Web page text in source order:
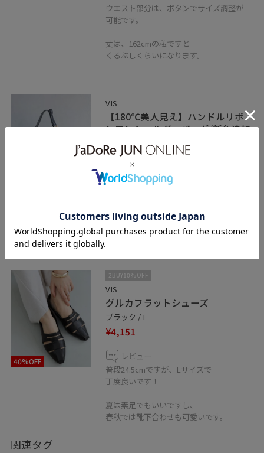
ウエスト部分は、ボタンでサイズ調整が
可能です。
丈は、162cmの私ですと
くるぶしくらいになります。
VIS
【180℃美人見え】ハンドルリボ
ンワンショルダーバッグ/新色追加
ブラック / F
¥5,929
レビュー
小さめの財布、スマホが入る大きさです！
40%OFF
2BUY10%OFF
VIS
グルカフラットシューズ
ブラック / L
¥4,151
レビュー
普段24.5cmですが、Lサイズで
丁度良いです！
夏は素足でもいいですし、
春秋では靴下合わせも可愛いです。
関連タグ